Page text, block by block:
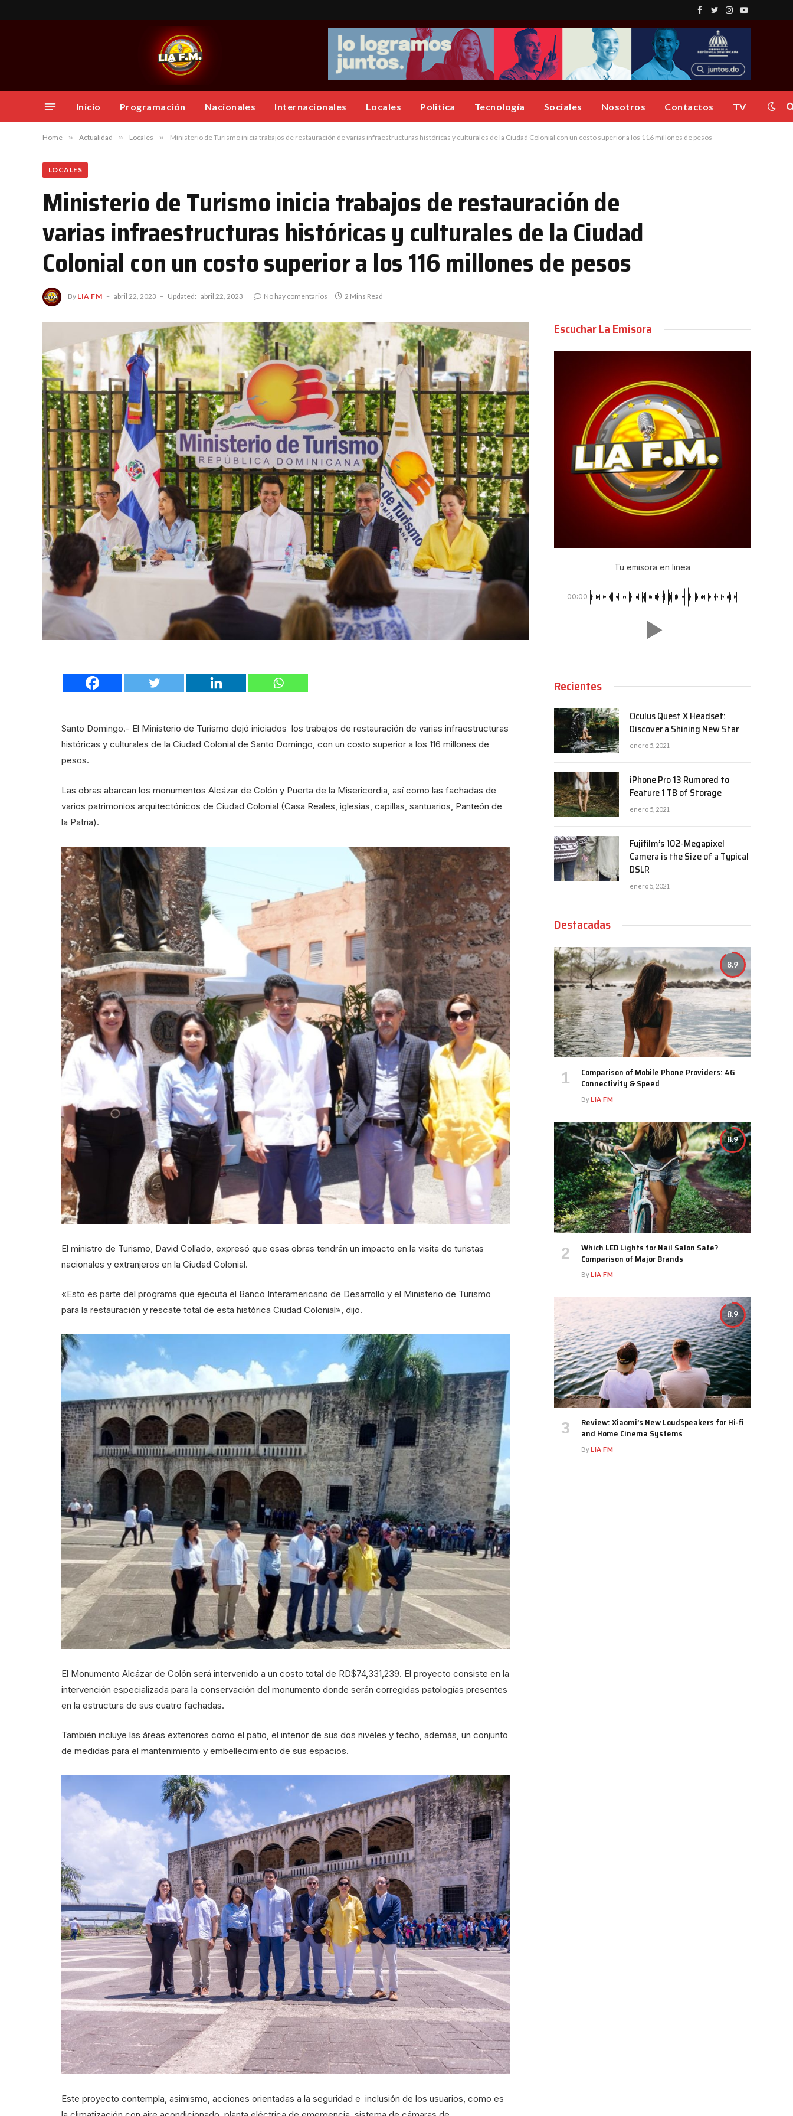
Facebook
TwitterInstagram
YouTube
Inicio Programación Nacionales Internacionales Locales Politica Tecnología Sociales Nosotros Contactos TV
Home » Actualidad » Locales » Ministerio de Turismo inicia trabajos de restauración de varias infraestructuras históricas y culturales de la Ciudad Colonial con un costo superior a los 116 millones de pesos
LOCALES
Ministerio de Turismo inicia trabajos de restauración de
varias infraestructuras históricas y culturales de la Ciudad
Colonial con un costo superior a los 116 millones de pesos
By LIA FM abril 22, 2023 Updated: abril 22, 2023 No hay comentarios 2 Mins Read
Santo Domingo.- El Ministerio de Turismo dejó iniciados los trabajos de restauración de varias infraestructuras
históricas y culturales de la Ciudad Colonial de Santo Domingo, con un costo superior a los 116 millones de
pesos.
Las obras abarcan los monumentos Alcázar de Colón y Puerta de la Misericordia, así como las fachadas de
varios patrimonios arquitectónicos de Ciudad Colonial (Casa Reales, iglesias, capillas, santuarios, Panteón de
la Patria).
El ministro de Turismo, David Collado, expresó que esas obras tendrán un impacto en la visita de turistas
nacionales y extranjeros en la Ciudad Colonial.
«Esto es parte del programa que ejecuta el Banco Interamericano de Desarrollo y el Ministerio de Turismo
para la restauración y rescate total de esta histórica Ciudad Colonial», dijo.
El Monumento Alcázar de Colón será intervenido a un costo total de RD$74,331,239. El proyecto consiste en la
intervención especializada para la conservación del monumento donde serán corregidas patologías presentes
en la estructura de sus cuatro fachadas.
También incluye las áreas exteriores como el patio, el interior de sus dos niveles y techo, además, un conjunto
de medidas para el mantenimiento y embellecimiento de sus espacios.
Este proyecto contempla, asimismo, acciones orientadas a la seguridad e inclusión de los usuarios, como es
Escuchar La Emisora
Tu emisora en linea
00:00
Recientes
Oculus Quest X Headset:
Discover a Shining New Star
enero 5, 2021
iPhone Pro 13 Rumored to
Feature 1 TB of Storage
enero 5, 2021
Fujifilm’s 102-Megapixel
Camera is the Size of a Typical
DSLR
enero 5, 2021
Destacadas
8.9
Comparison of Mobile Phone Providers: 4G
Connectivity & Speed
ByLIA FM
8.9
Which LED Lights for Nail Salon Safe?
Comparison of Major Brands
ByLIA FM
8.9
Review: Xiaomi’s New Loudspeakers for Hi-fi
and Home Cinema Systems
ByLIA FM